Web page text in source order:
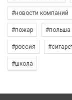
#новости компаний
#пожар #польша
#россия
#школа